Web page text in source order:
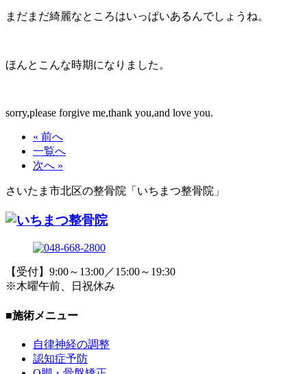
まだまだ綺麗なところはいっぱいあるんでしょうね。
ほんとこんな時期になりました。
sorry,please forgive me,thank you,and love you.
« 前へ
一覧へ
次へ »
さいたま市北区の整骨院「いちまつ整骨院」
【受付】9:00～13:00／15:00～19:30
※木曜午前、日祝休み
■施術メニュー
自律神経の調整
認知症予防